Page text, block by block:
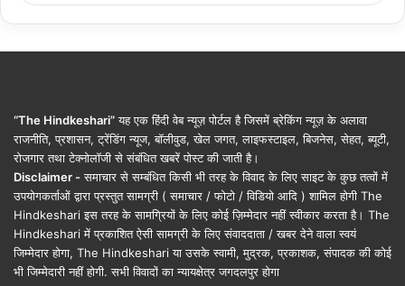
“The Hindkeshari”यह एक हिंदी वेब न्यूज़ पोर्टल है जिसमें ब्रेकिंग न्यूज़ के अलावा
राजनीति, प्रशासन, ट्रेंडिंग न्यूज, बॉलीवुड, खेल जगत, लाइफस्टाइल, बिजनेस, सेहत, ब्यूटी,
रोजगार तथा टेक्नोलॉजी से संबंधित खबरें पोस्ट की जाती है।
Disclaimer - समाचार से सम्बंधित किसी भी तरह के विवाद के लिए साइट के कुछ तत्वों में
उपयोगकर्ताओं द्वारा प्रस्तुत सामग्री ( समाचार / फोटो / विडियो आदि ) शामिल होगी The
Hindkeshari इस तरह के सामग्रियों के लिए कोई ज़िम्मेदार नहीं स्वीकार करता है। The
Hindkeshari में प्रकाशित ऐसी सामग्री के लिए संवाददाता / खबर देने वाला स्वयं
जिम्मेदार होगा, The Hindkeshari या उसके स्वामी, मुद्रक, प्रकाशक, संपादक की कोई
भी जिम्मेदारी नहीं होगी. सभी विवादों का न्यायक्षेत्र जगदलपुर होगा